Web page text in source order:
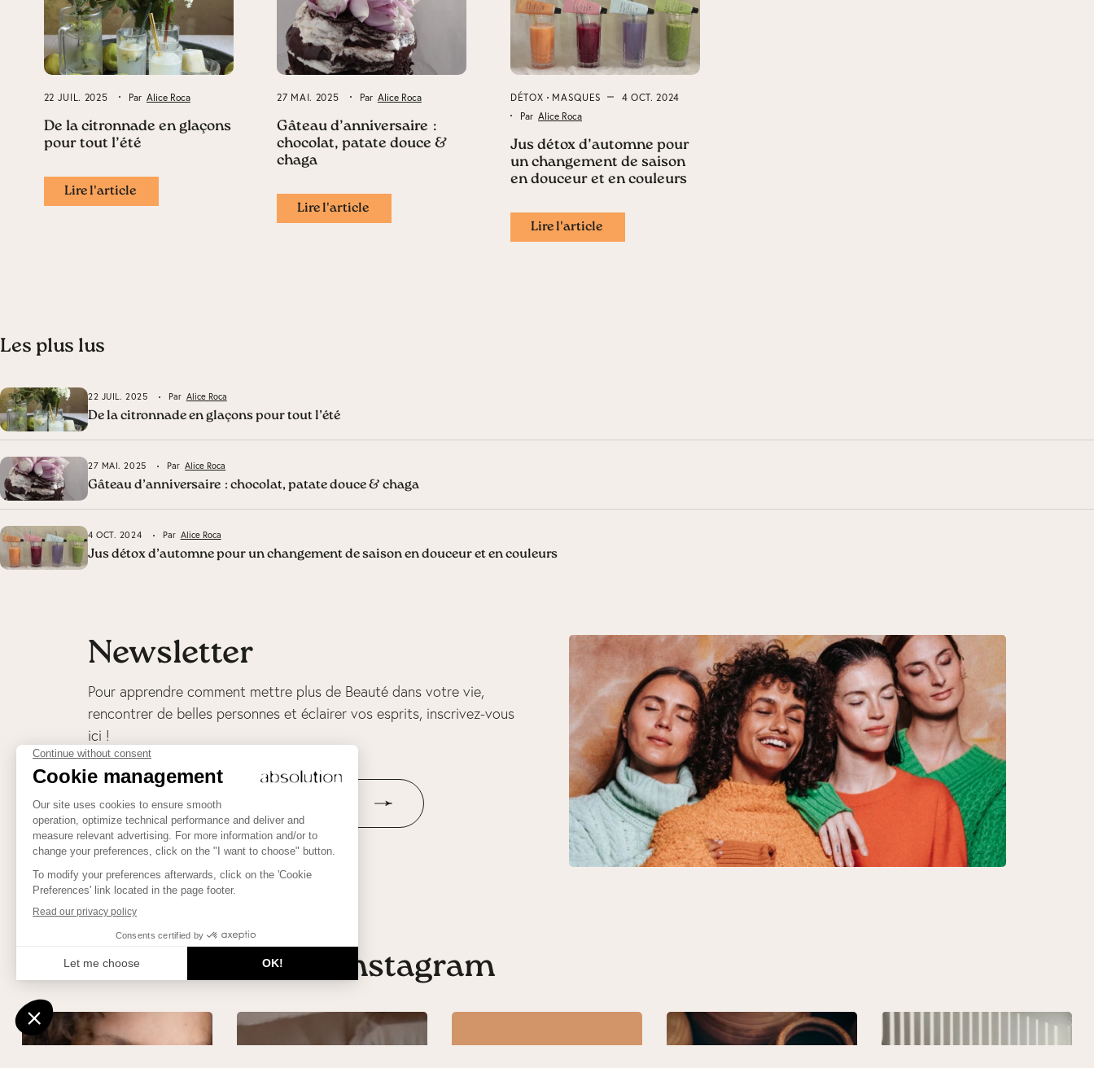
22 JUIL. 2025 Par Alice Roca
De la citronnade en glaçons
pour tout l’été
Lire l'article
27 MAI. 2025 Par Alice Roca
Gâteau d’anniversaire :
chocolat, patate douce &
chaga
Lire l'article
DÉTOX MASQUES
4 OCT. 2024
Par Alice Roca
Jus détox d’automne pour
un changement de saison
en douceur et en couleurs
Lire l'article
Les plus lus
22 JUIL. 2025 Par Alice Roca
De la citronnade en glaçons pour tout l’été
27 MAI. 2025 Par Alice Roca
Gâteau d’anniversaire : chocolat, patate douce & chaga
4 OCT. 2024 Par Alice Roca
Jus détox d’automne pour un changement de saison en douceur et en couleurs
Newsletter
Pour apprendre comment mettre plus de Beauté dans votre vie,
rencontrer de belles personnes et éclairer vos esprits, inscrivez-vous
ici !
Suivez-nous sur Instagram